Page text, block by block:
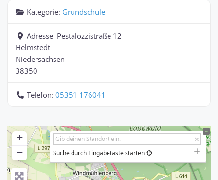
Kategorie: Grundschule
Adresse: Pestalozzistraße 12
Helmstedt
Niedersachsen
38350
Telefon: 05351 176041
+
−
Suche durch Eingabetaste starten